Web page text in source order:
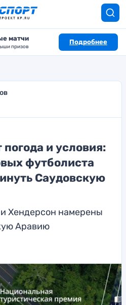
матчи
призов
Подробнее
и условия:
футболиста
Саудовскую
Хендерсон намерены
Аравию